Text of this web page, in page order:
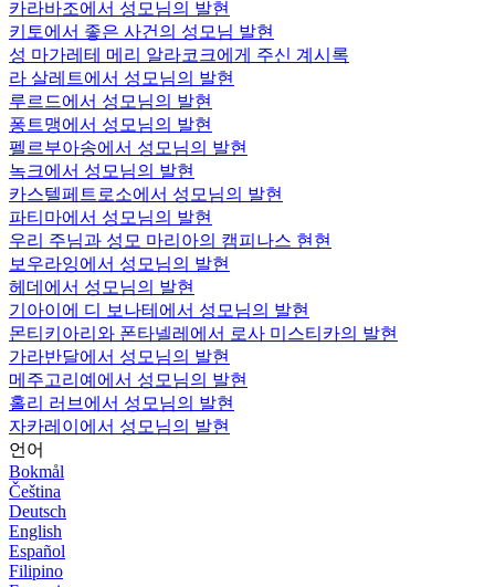
카라바조에서 성모님의 발현
키토에서 좋은 사건의 성모님 발현
성 마가레테 메리 알라코크에게 주신 계시록
라 살레트에서 성모님의 발현
루르드에서 성모님의 발현
퐁트맹에서 성모님의 발현
펠르부아송에서 성모님의 발현
녹크에서 성모님의 발현
카스텔페트로소에서 성모님의 발현
파티마에서 성모님의 발현
우리 주님과 성모 마리아의 캠피나스 현현
보우라잉에서 성모님의 발현
헤데에서 성모님의 발현
기아이에 디 보나테에서 성모님의 발현
몬티키아리와 폰타넬레에서 로사 미스티카의 발현
가라반달에서 성모님의 발현
메주고리예에서 성모님의 발현
홀리 러브에서 성모님의 발현
자카레이에서 성모님의 발현
언어
Bokmål
Čeština
Deutsch
English
Español
Filipino